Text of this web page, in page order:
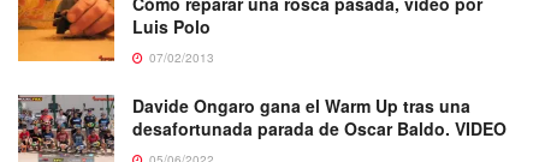
Luis Polo
07/02/2013
Davide Ongaro gana el Warm Up tras una
desafortunada parada de Oscar Baldo. VIDEO